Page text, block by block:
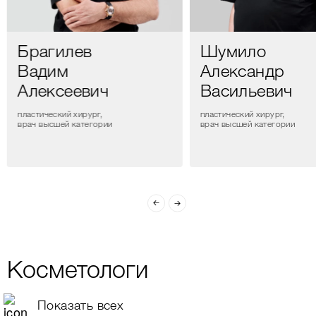
Брагилев
Вадим
Алексеевич
пластический хирург,
врач высшей категории
Шумило
Александр
Васильевич
пластический хирург,
врач высшей категории
Косметологи
Показать всех